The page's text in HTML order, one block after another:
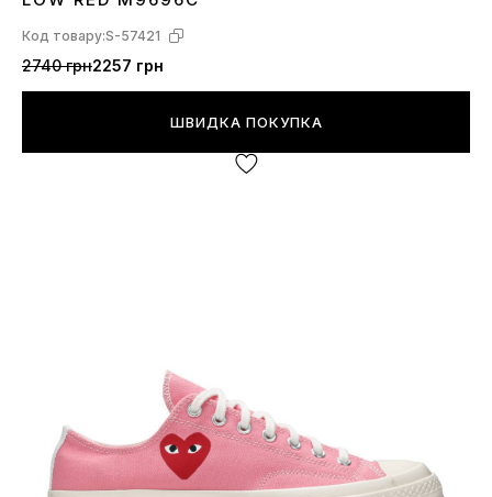
Код товару:S-57421
2740 грн2257 грн
ШВИДКА ПОКУПКА